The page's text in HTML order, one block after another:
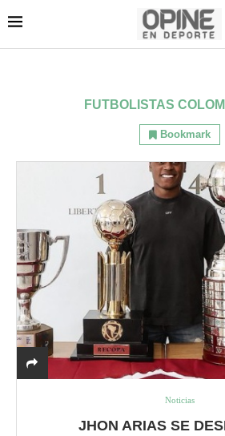
FUTBOLISTAS
Bookmark
Noticias
JHON ARIAS SE